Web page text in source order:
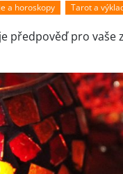
a horoskopy Tarot a
předpověď pro